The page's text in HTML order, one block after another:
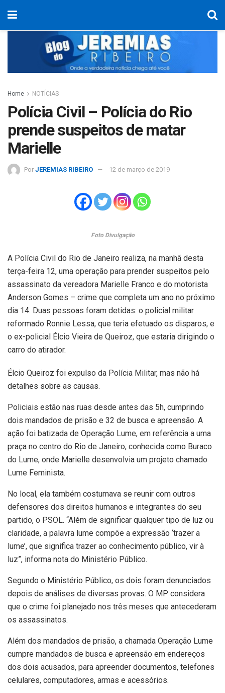
Home NOTÍCIAS
Polícia Civil – Polícia do Rio
prende suspeitos de matar
Marielle
Por JEREMIAS RIBEIRO 12 de março de 2019
Foto Divulgação
A Polícia Civil do Rio de Janeiro realiza, na manhã desta
terça-feira 12, uma operação para prender suspeitos pelo
assassinato da vereadora Marielle Franco e do motorista
Anderson Gomes – crime que completa um ano no próximo
dia 14. Duas pessoas foram detidas: o policial militar
reformado Ronnie Lessa, que teria efetuado os disparos, e
o ex-policial Élcio Vieira de Queiroz, que estaria dirigindo o
carro do atirador.
Élcio Queiroz foi expulso da Polícia Militar, mas não há
detalhes sobre as causas.
Policiais estão nas ruas desde antes das 5h, cumprindo
dois mandados de prisão e 32 de busca e apreensão. A
ação foi batizada de Operação Lume, em referência a uma
praça no centro do Rio de Janeiro, conhecida como Buraco
do Lume, onde Marielle desenvolvia um projeto chamado
Lume Feminista.
No local, ela também costumava se reunir com outros
defensores dos direitos humanos e integrantes do seu
partido, o PSOL. “Além de significar qualquer tipo de luz ou
claridade, a palavra lume compõe a expressão ‘trazer a
lume’, que significa trazer ao conhecimento público, vir à
luz”, informa nota do Ministério Público.
Segundo o Ministério Público, os dois foram denunciados
depois de análises de diversas provas. O MP considera
que o crime foi planejado nos três meses que antecederam
os assassinatos.
Além dos mandados de prisão, a chamada Operação Lume
cumpre mandados de busca e apreensão em endereços
dos dois acusados, para apreender documentos, telefones
celulares, computadores, armas e acessórios.